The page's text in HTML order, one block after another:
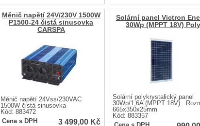
Měnič napětí 24V/230V 1500W
P1500-24 čistá sinusovka
CARSPA
Měnič napětí 24Vss/230VAC
1500W čistá sinusovka
Kód: 883472
Cena s DPH
3 499,00 Kč
Solární panel Victron
30Wp (MPPT 18V) Poly
Solární polykrystalický panel
30Wp/1,6A (MPPT 18V) .
665x350x25mm
Kód: 883357